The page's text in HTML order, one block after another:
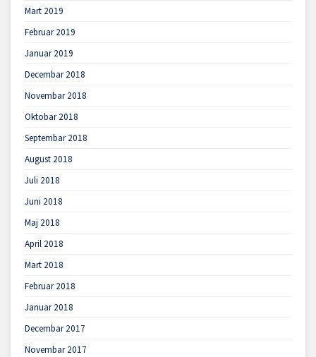
Mart 2019
Februar 2019
Januar 2019
Decembar 2018
Novembar 2018
Oktobar 2018
Septembar 2018
August 2018
Juli 2018
Juni 2018
Maj 2018
April 2018
Mart 2018
Februar 2018
Januar 2018
Decembar 2017
Novembar 2017